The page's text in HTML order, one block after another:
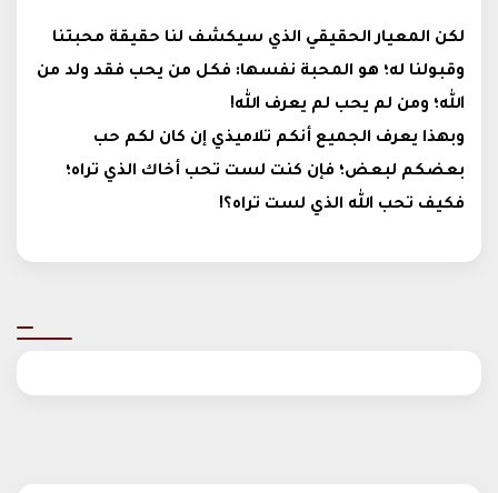
لكن المعيار الحقيقي الذي سيكشف لنا حقيقة محبتنا
وقبولنا له؛ هو المحبة نفسها: فكل من يحب فقد ولد من
الله؛ ومن لم يحب لم يعرف الله!
وبهذا يعرف الجميع أنكم تلاميذي إن كان لكم حب
بعضكم لبعض؛ فإن كنت لست تحب أخاك الذي تراه؛
فكيف تحب الله الذي لست تراه؟!